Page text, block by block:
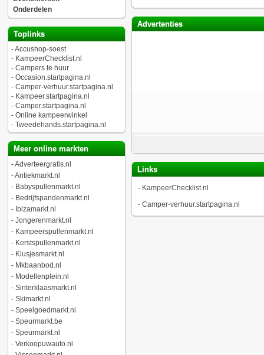
Onderdelen
Toplinks
-Accushop-soest
- KampeerChecklist.nl
- Campers te huur
- Occasion.startpagina.nl
- Camper-verhuur.startpagina.nl
- Kampeer.startpagina.nl
- Camper.startpagina.nl
- Online kampeerwinkel
- Tweedehands.startpagina.nl
Meer online markten
-Adverteergratis.nl
-Antiekmarkt.nl
- Babyspullenmarkt.nl
- Bedrijfspandenmarkt.nl
- Ibizamarkt.nl
- Jongerenmarkt.nl
- Kampeerspullenmarkt.nl
- Kerstspullenmarkt.nl
- Klusjesmarkt.nl
- Mkbaanbod.nl
- Modellenplein.nl
- Sinterklaasmarkt.nl
- Skimarkt.nl
- Speelgoedmarkt.nl
- Speurmarkt.be
- Speurmarkt.nl
- Verkoopuwauto.nl
Advertenties
Links
- KampeerChecklist.nl
- Camper-verhuur.startpagina.nl